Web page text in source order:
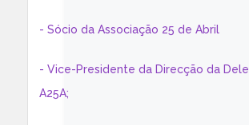
- Sócio da Associação 25 de Abril
- Vice-Presidente da Direcção da
A25A;